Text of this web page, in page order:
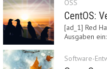
OSS
[ad_1] Red
Ausgaben
Software-